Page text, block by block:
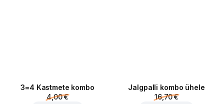
3=4 Kastmete kombo
4,00 €
Jalgpalli kombo ühele
16,70 €